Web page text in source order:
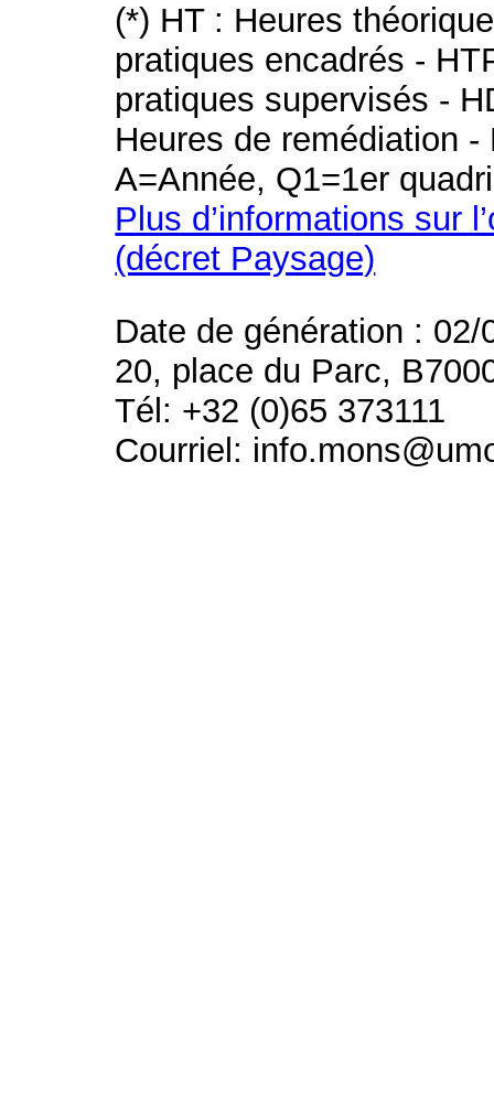
(*) HT : Heures
pratiques encadrés -
pratiques supervisés -
Heures de remédiation
A=Année, Q1=1er
Plus d’informations sur
(décret Paysage)
Date de génération : 02/
20, place du Parc,
Tél: +32 (0)65 373111
Courriel: